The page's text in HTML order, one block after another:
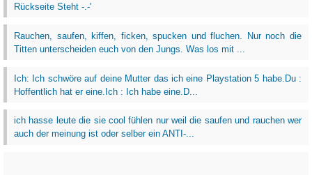
Rückseite Steht -.-'
Rauchen, saufen, kiffen, ficken, spucken und fluchen. Nur noch die
Titten unterscheiden euch von den Jungs. Was los mit ...
Ich: Ich schwöre auf deine Mutter das ich eine Playstation 5 habe.Du :
Hoffentlich hat er eine.Ich : Ich habe eine.D...
ich hasse leute die sie cool fühlen nur weil die saufen und rauchen wer
auch der meinung ist oder selber ein ANTI-...